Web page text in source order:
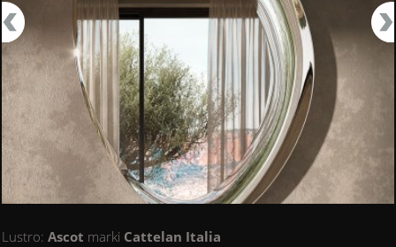
Lustro:Ascot marki Cattelan Italia